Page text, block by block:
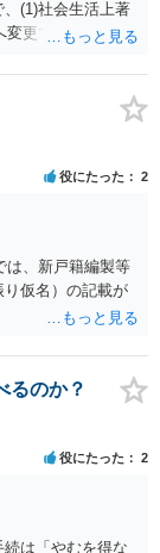
(2)戸籍法107条1
いては、ご両親が
特に明文の要件が
親への戸籍に入
子からの変更許
籍している配偶
るケースが多い
とされます。これ
件のような精神
ですが、親から
がありますの
ておく必要がある
、(1)社会生活上著
変更できればその
切の事情が判断対
ただし理路整然
バック」とのこと
基準に合致した説
思います。 精神
かなり高く、弁
ろです。、もし
律知識も要求さ
かりと揃えて、
役にたった 2
は、新戸籍編製等
仮名）の記載が
るのか？
役にたった 2
は「やむを得な